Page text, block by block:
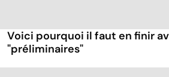
Voici pourquoi il faut en finir
"préliminaires"